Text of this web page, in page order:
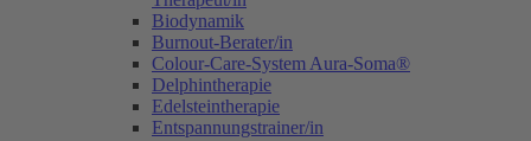
Biodynamik
Burnout-Berater/in
Colour-Care-System Aura-Soma®
Delphintherapie
Edelsteintherapie
Entspannungstrainer/in